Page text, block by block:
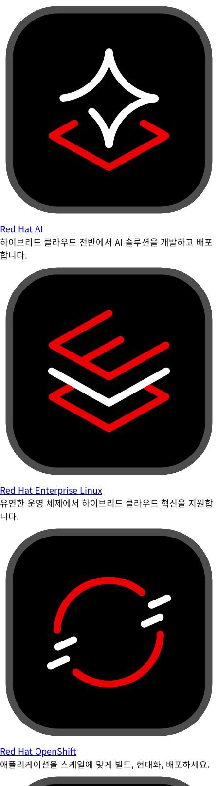
Red Hat AI
하이브리드 클라우드 전반에서 AI 솔루션을 개발하고 배포
합니다.
Red Hat Enterprise Linux
유연한 운영 체제에서 하이브리드 클라우드 혁신을 지원합
니다.
Red Hat OpenShift
애플리케이션을 스케일에 맞게 빌드, 현대화, 배포하세요.